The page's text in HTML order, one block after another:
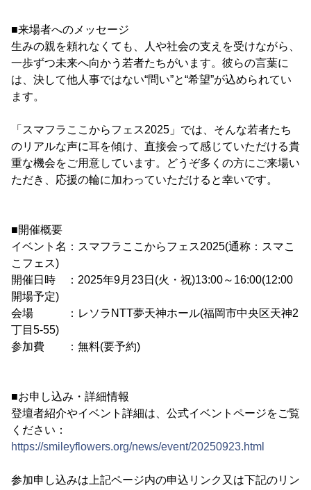
■来場者へのメッセージ
生みの親を頼れなくても、人や社会の支えを受けながら、
一歩ずつ未来へ向かう若者たちがいます。彼らの言葉に
は、決して他人事ではない“問い”と“希望”が込められてい
ます。
「スマフラここからフェス2025」では、そんな若者たち
のリアルな声に耳を傾け、直接会って感じていただける貴
重な機会をご用意しています。どうぞ多くの方にご来場い
ただき、応援の輪に加わっていただけると幸いです。
■開催概要
イベント名：スマフラここからフェス2025(通称：スマこ
こフェス)
開催日時 ：2025年9月23日(火・祝)13:00～16:00(12:00
開場予定)
会場 ：レソラNTT夢天神ホール(福岡市中央区天神2
丁目5-55)
参加費 ：無料(要予約)
■お申し込み・詳細情報
登壇者紹介やイベント詳細は、公式イベントページをご覧
ください：
https://smileyflowers.org/news/event/20250923.html
参加申し込みは上記ページ内の申込リンク又は下記のリン